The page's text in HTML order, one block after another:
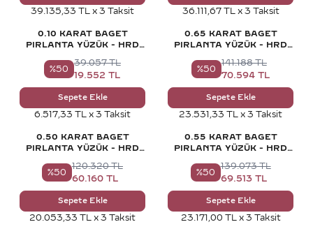
39.135,33 TL x 3 Taksit 36.111,67 TL x 3 Taksit
0.10 KARAT BAGET
PIRLANTA YÜZÜK - HRD
%50
39.057TL
19.552 TL
Sepete Ekle
6.517,33 TL x 3 Taksit
0.65 KARAT BAGET
PIRLANTA YÜZÜK - HRD
%50
141.188TL
70.594 TL
Sepete Ekle
23.531,33 TL x 3 Taksit
0.50 KARAT BAGET
PIRLANTA YÜZÜK - HRD
%50
120.320TL
60.160 TL
Sepete Ekle
20.053,33 TL x 3 Taksit
0.55 KARAT BAGET
PIRLANTA YÜZÜK - HRD
%50
139.073TL
69.513TL
Sepete Ekle
23.171,00 TL x 3 Taksit